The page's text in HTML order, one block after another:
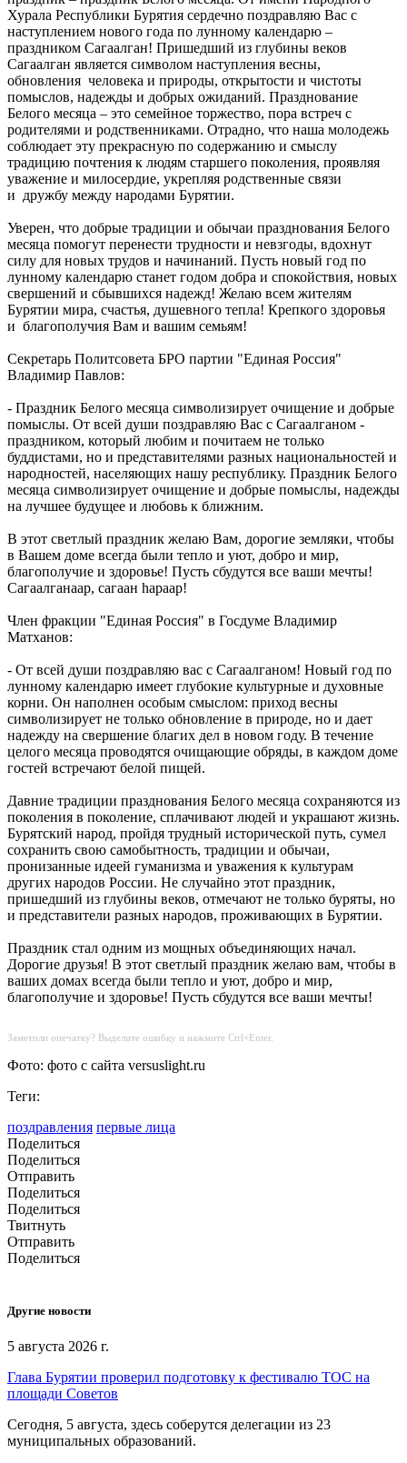
Хурала Республики Бурятия сердечно поздравляю Вас с
наступлением нового года по лунному календарю –
праздником Сагаалган! Пришедший из глубины веков
Сагаалган является символом наступления весны,
обновления человека и природы, открытости и чистоты
помыслов, надежды и добрых ожиданий. Празднование
Белого месяца – это семейное торжество, пора встреч с
родителями и родственниками. Отрадно, что наша молодежь
соблюдает эту прекрасную по содержанию и смыслу
традицию почтения к людям старшего поколения, проявляя
уважение и милосердие, укрепляя родственные связи
и дружбу между народами Бурятии.
Уверен, что добрые традиции и обычаи празднования Белого
месяца помогут перенести трудности и невзгоды, вдохнут
силу для новых трудов и начинаний. Пусть новый год по
лунному календарю станет годом добра и спокойствия, новых
свершений и сбывшихся надежд! Желаю всем жителям
Бурятии мира, счастья, душевного тепла! Крепкого здоровья
и благополучия Вам и вашим семьям!
Секретарь Политсовета БРО партии "Единая Россия"
Владимир Павлов:
- Праздник Белого месяца символизирует очищение и добрые
помыслы. От всей души поздравляю Вас с Сагаалганом -
праздником, который любим и почитаем не только
буддистами, но и представителями разных национальностей и
народностей, населяющих нашу республику. Праздник Белого
месяца символизирует очищение и добрые помыслы, надежды
на лучшее будущее и любовь к ближним.
В этот светлый праздник желаю Вам, дорогие земляки, чтобы
в Вашем доме всегда были тепло и уют, добро и мир,
благополучие и здоровье! Пусть сбудутся все ваши мечты!
Сагаалганаар, сагаан hараар!
Член фракции "Единая Россия" в Госдуме Владимир
Матханов:
- От всей души поздравляю вас с Сагаалганом! Новый год по
лунному календарю имеет глубокие культурные и духовные
корни. Он наполнен особым смыслом: приход весны
символизирует не только обновление в природе, но и дает
надежду на свершение благих дел в новом году. В течение
целого месяца проводятся очищающие обряды, в каждом доме
гостей встречают белой пищей.
Давние традиции празднования Белого месяца сохраняются из
поколения в поколение, сплачивают людей и украшают жизнь.
Бурятский народ, пройдя трудный исторической путь, сумел
сохранить свою самобытность, традиции и обычаи,
пронизанные идеей гуманизма и уважения к культурам
других народов России. Не случайно этот праздник,
пришедший из глубины веков, отмечают не только буряты, но
и представители разных народов, проживающих в Бурятии.
Праздник стал одним из мощных объединяющих начал.
Дорогие друзья! В этот светлый праздник желаю вам, чтобы в
ваших домах всегда были тепло и уют, добро и мир,
благополучие и здоровье! Пусть сбудутся все ваши мечты!
Заметили опечатку? Выделите ошибку и нажмите Ctrl+Enter.
Фото: фото с сайта versuslight.ru
Теги:
поздравления первые лица
Поделиться
Поделиться
Отправить
Поделиться
Поделиться
Твитнуть
Отправить
Поделиться
Другие новости
5 августа 2026 г.
Глава Бурятии проверил подготовку к фестивалю ТОС на
площади Советов
Сегодня, 5 августа, здесь соберутся делегации из 23
муниципальных образований.